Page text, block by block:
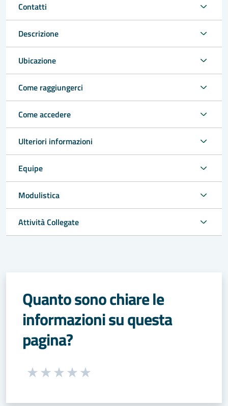
Contatti
Descrizione
Ubicazione
Come raggiungerci
Come accedere
Ulteriori informazioni
Equipe
Modulistica
Attività Collegate
Quanto sono chiare le
informazioni su questa
pagina?
Seleziona una valutazione da 1 a 5 stelle